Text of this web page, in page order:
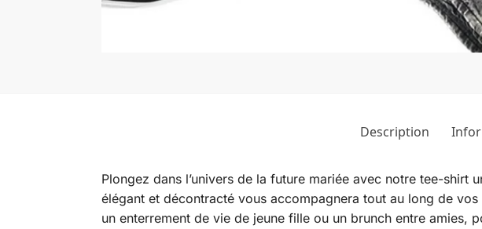
Description
Plongez dans l’univers de la future mariée avec notre tee-
élégant et décontracté vous accompagnera tout au long de
un enterrement de vie de jeune fille ou un brunch entre